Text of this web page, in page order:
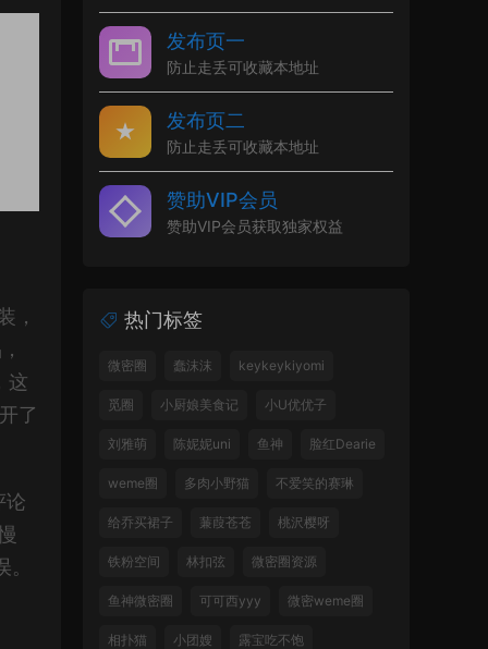
，
这
了
论
发布页一
防止走丢可收藏本地址
发布页二
防止走丢可收藏本地址
赞助VIP会员
赞助VIP会员获取独家权益
热门标签
微密圈 蠢沫沫 keykeykiyomi
觅圈 小厨娘美食记 小U优优子
刘雅萌 陈妮妮uni 鱼神 脸红Dearie
weme圈 多肉小野猫 不爱笑的赛琳
给乔买裙子 蒹葭苍苍 桃沢樱呀
铁粉空间 林扣弦 微密圈资源
鱼神微密圈 可可西yyy 微密weme圈
相扑猫 小团嫂 露宝吃不饱